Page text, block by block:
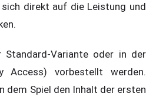
direkt auf die Leistung und
Variante oder in der
vorbestellt werden.
dem Spiel den Inhalt der ersten